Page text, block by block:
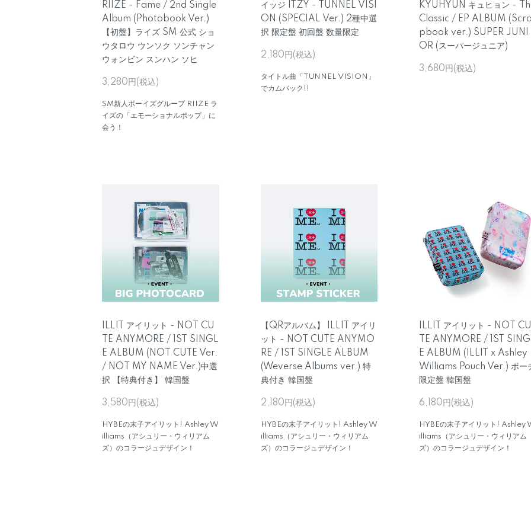
RIIZE - Fame / 2nd Single
Album (Photobook Ver.)
【初盤】ライズ SM 公式 ショ
ウタロウ ウンソク ソンチャン
ウォンビン スンハン ソヒ
3,280円(税込)
SM新人ボーイズグループ RIIZE ラ
イズの「エモーショナルポップ」に
会う！
イッジ ITZY - TUNNEL VISI
ON (SPECIAL Ver.) 2種中選
択 限定盤 初回盤 数量限定
2,180円(税込)
タイトル曲「TUNNEL VISION」
でカムバック!!
KYUHYUN キュヒョン -
Classic / EP ALBUM
pbook ver.) SUPER JUNI
OR (スーパージュニア)
3,680円(税込)
ILLIT アイリット - NOT CU
TE ANYMORE / 1ST SINGL
E ALBUM (NOT CUTE Ver.
/ NOT MY NAME Ver.)中選
択 【特典付き】 韓国盤
3,580円(税込)
HYBEの末子アイリット! Ashley W
illiams（アシュリー・ウィリアム
ズ）のコラージュデザイン！
【QRアルバム】 ILLIT アイリ
ット - NOT CUTE ANYMO
RE / 1ST SINGLE ALBUM
(Weverse Albums ver.) 特
典付き 韓国盤
2,180円(税込)
HYBEの末子アイリット! Ashley W
illiams（アシュリー・ウィリアム
ズ）のコラージュデザイン！
ILLIT アイリット - NOT CU
TE ANYMORE / 1ST
E ALBUM (ILLIT x Ashley
Williams Pouch Ver.) ポー
限定盤 韓国盤
6,180円(税込)
HYBEの末子アイリット! Ashley
illiams（アシュリー・ウィリアム
ズ）のコラージュデザイン！